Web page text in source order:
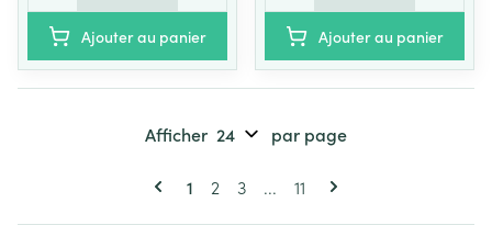
Ajouter au panier Ajouter au panier
Vous lisez actuellement la page
1 Page
2 Page
3 ... Page
11
Afficher par page